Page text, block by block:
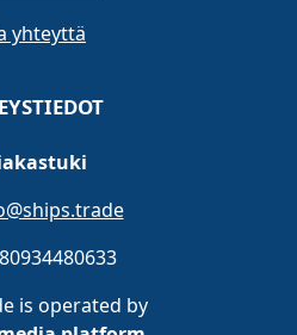
yhteyttä
is operated by